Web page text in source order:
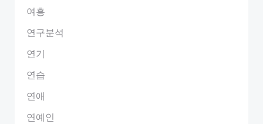
여흥
연구분석
연기
연습
연애
연예인